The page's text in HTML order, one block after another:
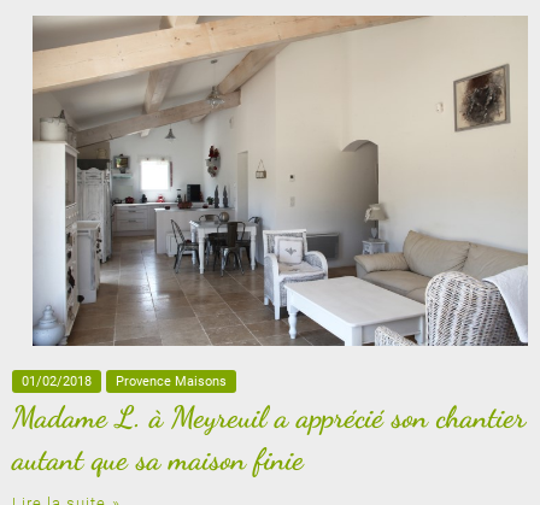
01/02/2018 Provence Maisons
Madame L. à Meyreuil a apprécié son chantier
autant que sa maison finie